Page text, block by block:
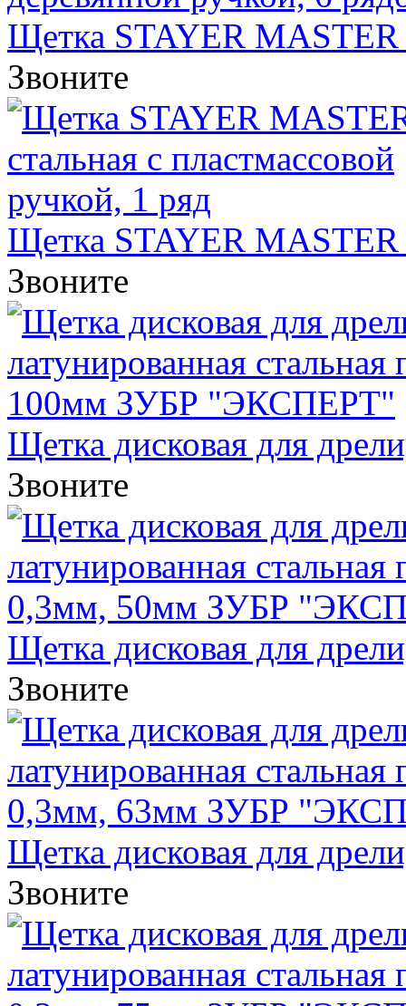
Щетка STAYER MASTER
Звоните
Щетка STAYER MASTER
Звоните
Щетка дисковая для
Звоните
Щетка дисковая для
Звоните
Щетка дисковая для
Звоните